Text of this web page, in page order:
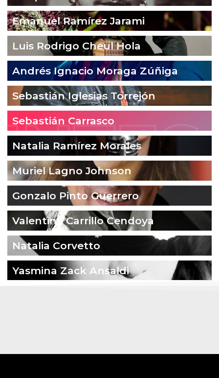
Emanuel Ramírez Jarami
Luis Rodrigo Cheul Hola
Andrés Ignacio Moraga Zúñiga
Sebastián Iglesias Torrejón
Sebastián Carrasco
Natalia Ramírez Morales
Muriel Lagno Johnson
Gonzalo Pinto Guerrero
Valentina Carrillo Cendoya
Natalia Corvetto
Yasmina Zack Ansaldi